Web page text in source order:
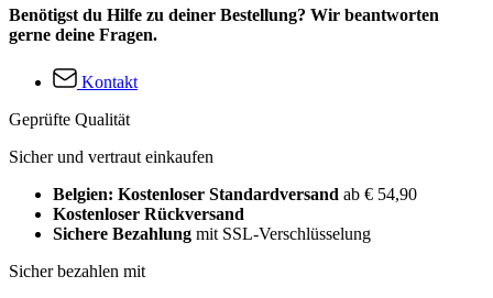
Benötigst du Hilfe zu deiner Bestellung? Wir beantworten
gerne deine Fragen.
Kontakt
Geprüfte Qualität
Sicher und vertraut einkaufen
Belgien: Kostenloser Standardversand ab € 54,90
Kostenloser Rückversand
Sichere Bezahlung mit SSL-Verschlüsselung
Sicher bezahlen mit